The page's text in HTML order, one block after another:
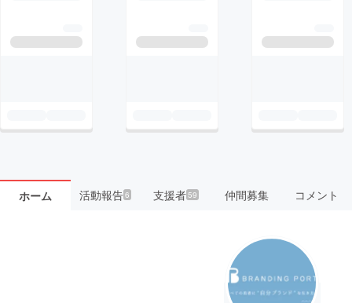
ホーム 活動報告6 支援者59 仲間募集 コメント